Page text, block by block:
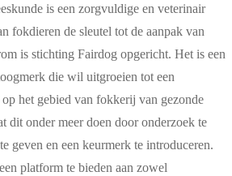
is een zorgvuldige en veterinair
fokdieren de sleutel tot de aanpak van
is stichting Fairdog opgericht. Het is een
die wil uitgroeien tot een
het gebied van fokkerij van gezonde
dit onder meer doen door onderzoek te
geven en een keurmerk te introduceren.
platform te bieden aan zowel